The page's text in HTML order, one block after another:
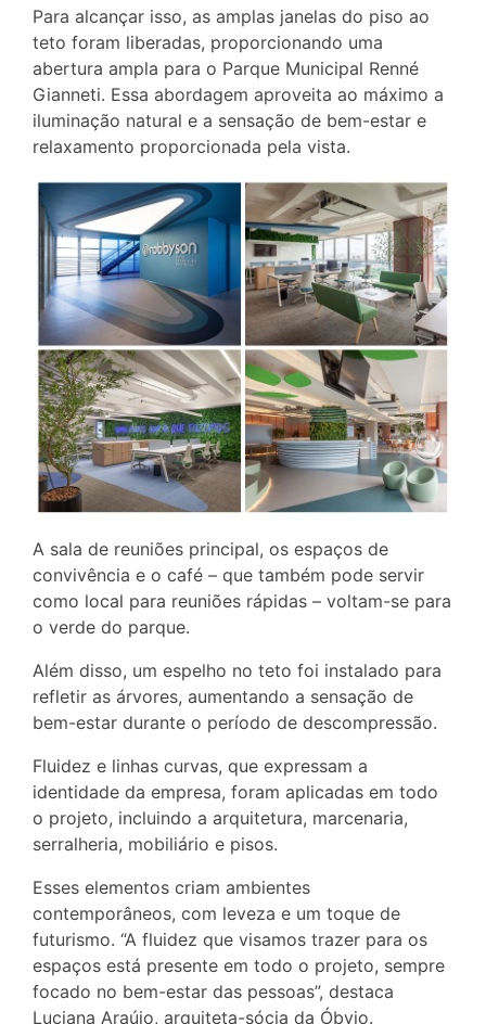
Para alcançar isso, as amplas janelas do piso ao
teto foram liberadas, proporcionando uma
abertura ampla para o Parque Municipal Renné
Gianneti. Essa abordagem aproveita ao máximo a
iluminação natural e a sensação de bem-estar e
relaxamento proporcionada pela vista.
A sala de reuniões principal, os espaços de
convivência e o café – que também pode servir
como local para reuniões rápidas – voltam-se para
o verde do parque.
Além disso, um espelho no teto foi instalado para
refletir as árvores, aumentando a sensação de
bem-estar durante o período de descompressão.
Fluidez e linhas curvas, que expressam a
identidade da empresa, foram aplicadas em todo
o projeto, incluindo a arquitetura, marcenaria,
serralheria, mobiliário e pisos.
Esses elementos criam ambientes
contemporâneos, com leveza e um toque de
futurismo. “A fluidez que visamos trazer para os
espaços está presente em todo o projeto, sempre
focado no bem-estar das pessoas”, destaca
Luciana Araújo, arquiteta-sócia da Óbvio.